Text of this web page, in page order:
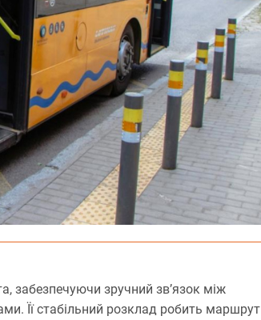
забезпечуючи зручний зв’язок між
Її стабільний розклад робить маршрут